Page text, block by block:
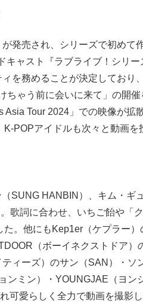
発売され、シリーズで初めて
ャスト『ラブライブ！シリ
を務めることが決定しており
ちゃう前に会いに来て」の開
Tour 2024」での映像が拡
POPアイドルも次々と動画を
SUNG HANBIN）、キム・ギ
歌詞に合わせ、いちご飴や「
。他にもKep1er（ケプラー
（ボーイネクストドア）
ィーズ）のサン（SAN）・ソ
ミン）・YOUNGJAE（ヨン
可愛らしく全力で動画を撮影し